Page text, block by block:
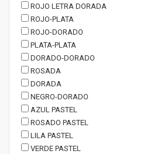
ROJO LETRA DORADA
ROJO-PLATA
ROJO-DORADO
PLATA-PLATA
DORADO-DORADO
ROSADA
DORADA
NEGRO-DORADO
AZUL PASTEL
ROSADO PASTEL
LILA PASTEL
VERDE PASTEL